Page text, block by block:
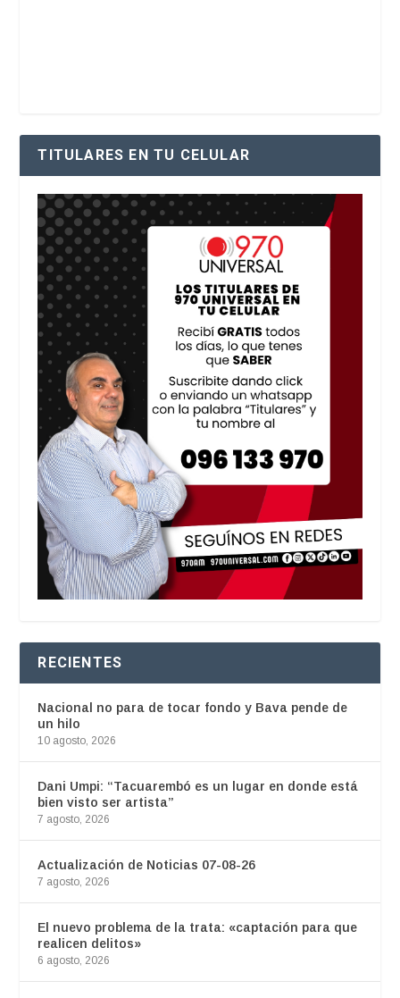
TITULARES EN TU CELULAR
RECIENTES
Nacional no para de tocar fondo y Bava pende de
un hilo
10 agosto, 2026
Dani Umpi: “Tacuarembó es un lugar en donde está
bien visto ser artista”
7 agosto, 2026
Actualización de Noticias 07-08-26
7 agosto, 2026
El nuevo problema de la trata: «captación para que
realicen delitos»
6 agosto, 2026